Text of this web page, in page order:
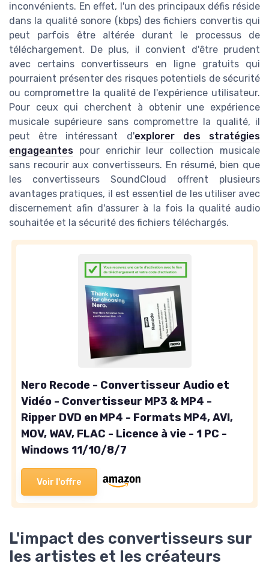
inconvénients. En effet, l'un des principaux défis réside
dans la qualité sonore (kbps) des fichiers convertis qui
peut parfois être altérée durant le processus de
téléchargement. De plus, il convient d'être prudent
avec certains convertisseurs en ligne gratuits qui
pourraient présenter des risques potentiels de sécurité
ou compromettre la qualité de l'expérience utilisateur.
Pour ceux qui cherchent à obtenir une expérience
musicale supérieure sans compromettre la qualité, il
peut être intéressant d'explorer des stratégies
engageantes pour enrichir leur collection musicale
sans recourir aux convertisseurs. En résumé, bien que
les convertisseurs SoundCloud offrent plusieurs
avantages pratiques, il est essentiel de les utiliser avec
discernement afin d'assurer à la fois la qualité audio
souhaitée et la sécurité des fichiers téléchargés.
Nero Recode - Convertisseur Audio et
Vidéo - Convertisseur MP3 & MP4 -
Ripper DVD en MP4 - Formats MP4, AVI,
MOV, WAV, FLAC - Licence à vie - 1 PC -
Windows 11/10/8/7
Voir l'offre
L'impact des convertisseurs sur
les artistes et les créateurs